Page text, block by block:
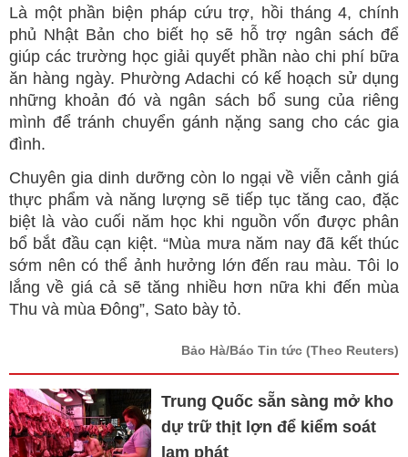
Là một phần biện pháp cứu trợ, hồi tháng 4, chính
phủ Nhật Bản cho biết họ sẽ hỗ trợ ngân sách để
giúp các trường học giải quyết phần nào chi phí bữa
ăn hàng ngày. Phường Adachi có kế hoạch sử dụng
những khoản đó và ngân sách bổ sung của riêng
mình để tránh chuyển gánh nặng sang cho các gia
đình.
Chuyên gia dinh dưỡng còn lo ngại về viễn cảnh giá
thực phẩm và năng lượng sẽ tiếp tục tăng cao, đặc
biệt là vào cuối năm học khi nguồn vốn được phân
bổ bắt đầu cạn kiệt. “Mùa mưa năm nay đã kết thúc
sớm nên có thể ảnh hưởng lớn đến rau màu. Tôi lo
lắng về giá cả sẽ tăng nhiều hơn nữa khi đến mùa
Thu và mùa Đông”, Sato bày tỏ.
Bảo Hà/Báo Tin tức (Theo Reuters)
Trung Quốc sẵn sàng mở kho
dự trữ thịt lợn để kiểm soát
lạm phát